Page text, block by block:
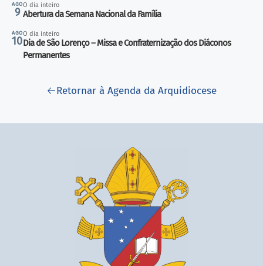
AGO
9
O dia inteiro
Abertura da Semana Nacional da Família
AGO
10
O dia inteiro
Dia de São Lorenço – Missa e Confraternização dos Diáconos
Permanentes
Retornar à Agenda da Arquidiocese